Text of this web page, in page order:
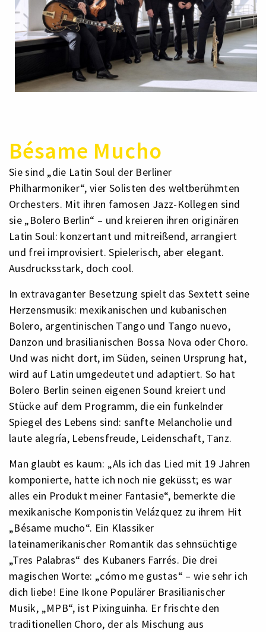
Bésame Mucho
Sie sind „die Latin Soul der Berliner
Philharmoniker“, vier Solisten des weltberühmten
Orchesters. Mit ihren famosen Jazz-Kollegen sind
sie „Bolero Berlin“ – und kreieren ihren originären
Latin Soul: konzertant und mitreißend, arrangiert
und frei improvisiert. Spielerisch, aber elegant.
Ausdrucksstark, doch cool.
In extravaganter Besetzung spielt das Sextett seine
Herzensmusik: mexikanischen und kubanischen
Bolero, argentinischen Tango und Tango nuevo,
Danzon und brasilianischen Bossa Nova oder Choro.
Und was nicht dort, im Süden, seinen Ursprung hat,
wird auf Latin umgedeutet und adaptiert. So hat
Bolero Berlin seinen eigenen Sound kreiert und
Stücke auf dem Programm, die ein funkelnder
Spiegel des Lebens sind: sanfte Melancholie und
laute alegría, Lebensfreude, Leidenschaft, Tanz.
Man glaubt es kaum: „Als ich das Lied mit 19 Jahren
komponierte, hatte ich noch nie geküsst; es war
alles ein Produkt meiner Fantasie“, bemerkte die
mexikanische Komponistin Velázquez zu ihrem Hit
„Bésame mucho“. Ein Klassiker
lateinamerikanischer Romantik das sehnsüchtige
„Tres Palabras“ des Kubaners Farrés. Die drei
magischen Worte: „cómo me gustas“ – wie sehr ich
dich liebe! Eine Ikone Populärer Brasilianischer
Musik, „MPB“, ist Pixinguinha. Er frischte den
traditionellen Choro, der als Mischung aus